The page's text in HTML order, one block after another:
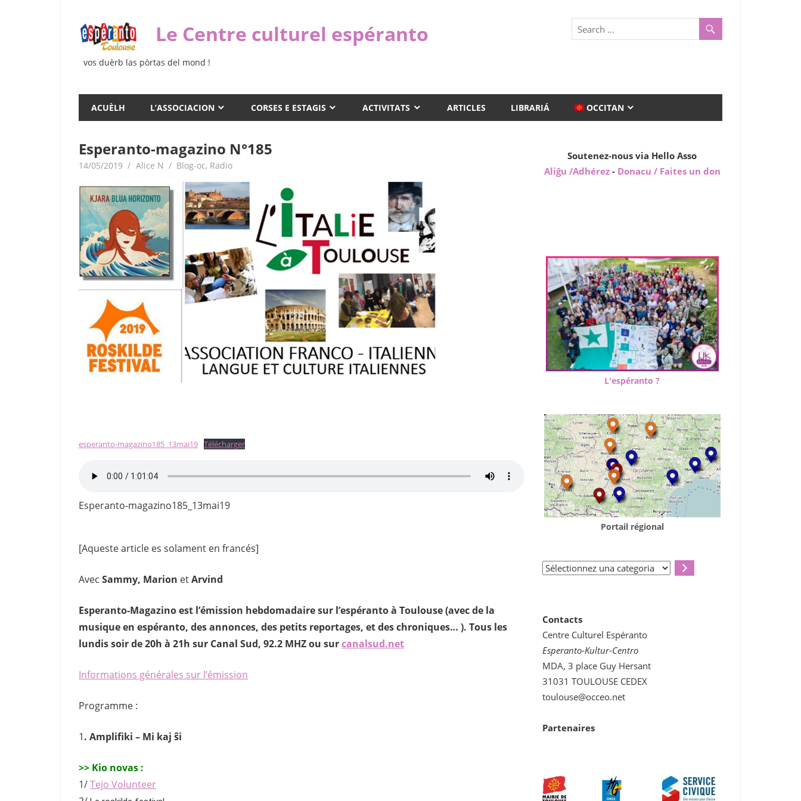
content
Le Centre culturel espéranto
vos duèrb las pòrtas del mond !
ACUÈLH L’ASSOCIACION CORSES E ESTAGIS ACTIVITATS ARTICLES LIBRARIÁ OCCITAN
Esperanto-magazino N°185
14/05/2019 Alice N Blog-oc, Radio
esperanto-magazino185_13mai19 Télécharger
Esperanto-magazino185_13mai19
[Aqueste article es solament en francés]
Avec Sammy, Marion etArvind
Esperanto-Magazino est l’émission hebdomadaire sur l’espéranto à Toulouse (avec de la
musique en espéranto, des annonces, des petits reportages, et des chroniques… ). Tous les
lundis soir de 20h à 21h sur Canal Sud, 92.2 MHZ ou surcanalsud.net
Informations générales sur l’émission
Programme :
1. Amplifiki – Mi kaj ŝi
>> Kio novas :
1/Tejo Volunteer
Soutenez-nous via Hello Asso
Aliĝu /Adhérez - Donacu / Faites un don
L'espéranto ?
Portail régional
Sélectionnez
Contacts
Centre Culturel Espéranto
Esperanto-Kultur-Centro
MDA, 3 place Guy Hersant
31031 TOULOUSE CEDEX
toulouse@occeo.net
Partenaires